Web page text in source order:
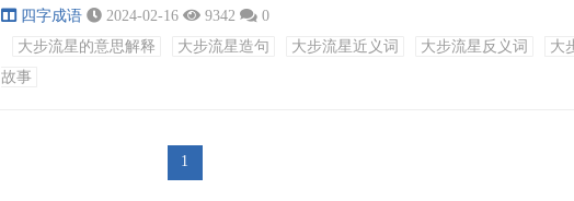
龙： 星罗棋布、布衣之交、交口称赞、赞叹不已、已然成事、事在人为、为所欲为、
展示出他的自信和急迫。在机场里，他大步流星地走向登机口，生怕错过飞机。在早
四字成语 2024-02-16 9342
0
大步流星的意思解释
大步流星造句 大步流星近义词 大步流星反义词
大
故事
1